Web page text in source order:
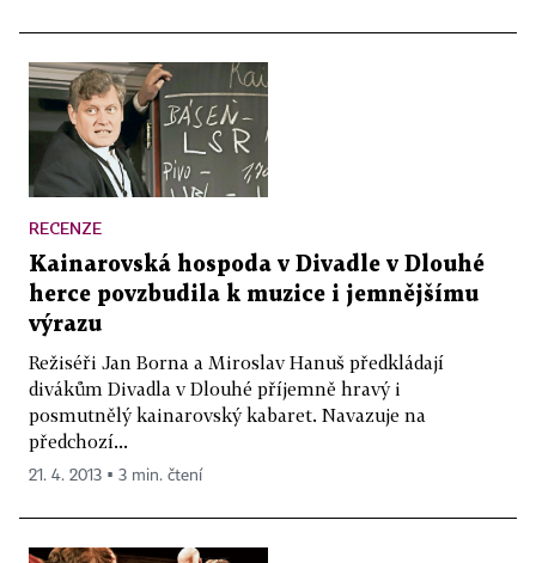
RECENZE
Kainarovská hospoda v Divadle v Dlouhé
herce povzbudila k muzice i jemnějšímu
výrazu
Režiséři Jan Borna a Miroslav Hanuš předkládají
divákům Divadla v Dlouhé příjemně hravý i
posmutnělý kainarovský kabaret. Navazuje na
předchozí...
21. 4. 2013 ▪ 3 min. čtení